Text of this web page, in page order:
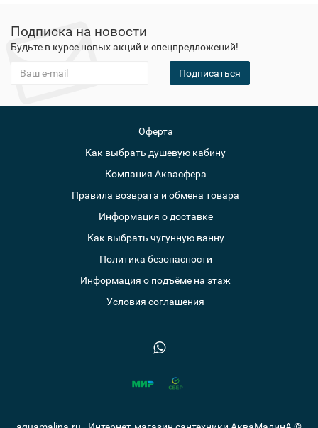
Подписка на новости
Будьте в курсе новых акций и спецпредложений!
Подписаться
Оферта
Как выбрать душевую кабину
Компания Аквасфера
Правила возврата и обмена товара
Информация о доставке
Как выбрать чугунную ванну
Политика безопасности
Информация о подъёме на этаж
Условия соглашения